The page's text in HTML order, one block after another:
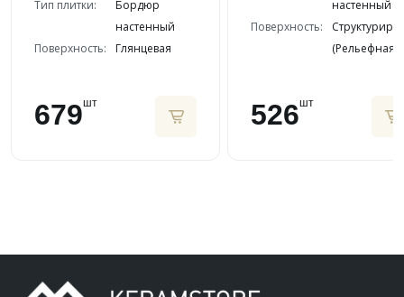
Тип плитки:
Бордюр
настенный
Поверхность:
Глянцевая
679шт
настенный
Поверхность:
(Рельефная)
526шт